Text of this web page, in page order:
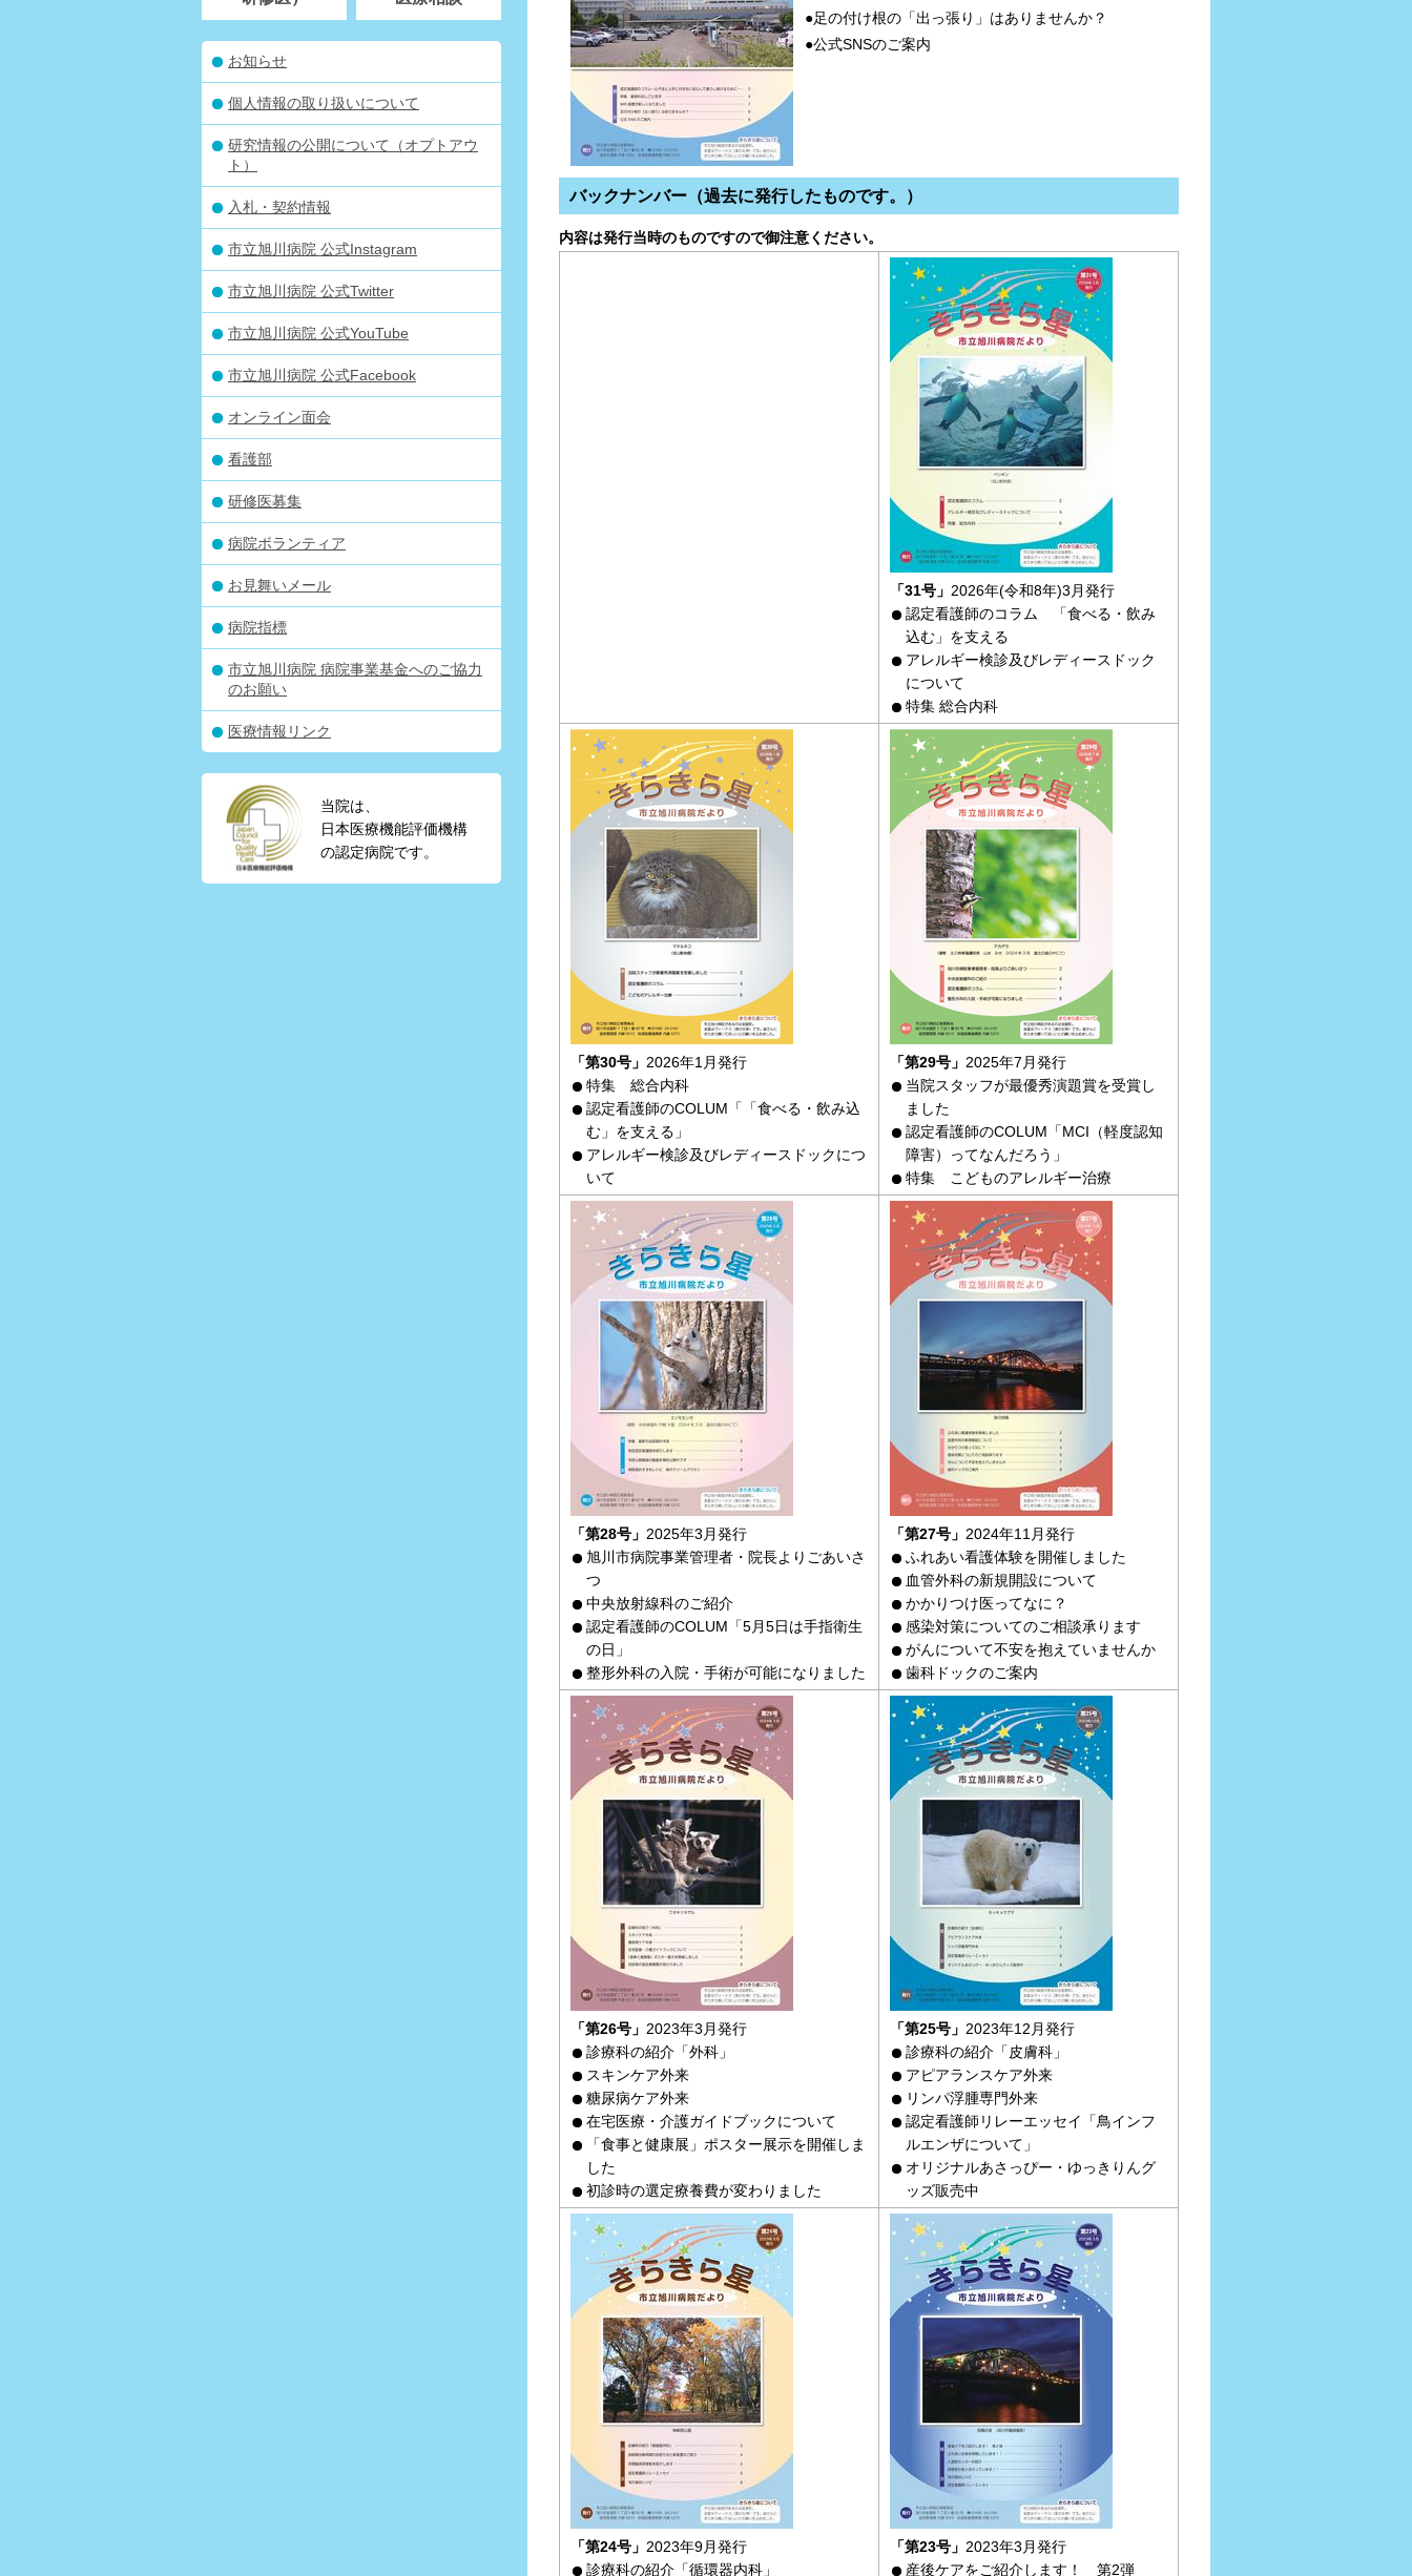
●足の付け根の「出っ張り」はありませんか？
●公式SNSのご案内
バックナンバー（過去に発行したものです。）
内容は発行当時のものですので御注意ください。
「31号」 2026年(令和8年)3月発行
認定看護師のコラム 「食べる・飲み
込む」を支える
アレルギー検診及びレディースドック
について
特集 総合内科
「第30号」 2026年1月発行
特集 総合内科
認定看護師のCOLUM「「食べる・飲み込
む」を支える」
アレルギー検診及びレディースドックにつ
いて
「第29号」 2025年7月発行
当院スタッフが最優秀演題賞を受賞し
ました
認定看護師のCOLUM「MCI（軽度認知
障害）ってなんだろう」
特集 こどものアレルギー治療
「第28号」 2025年3月発行
旭川市病院事業管理者・院長よりごあいさ
つ
中央放射線科のご紹介
認定看護師のCOLUM「5月5日は手指衛生
の日」
整形外科の入院・手術が可能になりました
「第27号」 2024年11月発行
ふれあい看護体験を開催しました
血管外科の新規開設について
かかりつけ医ってなに？
感染対策についてのご相談承ります
がんについて不安を抱えていませんか
歯科ドックのご案内
「第26号」 2023年3月発行
診療科の紹介「外科」
スキンケア外来
糖尿病ケア外来
在宅医療・介護ガイドブックについて
「食事と健康展」ポスター展示を開催しま
した
初診時の選定療養費が変わりました
「第25号」 2023年12月発行
診療科の紹介「皮膚科」
アピアランスケア外来
リンパ浮腫専門外来
認定看護師リレーエッセイ「鳥インフ
ルエンザについて」
オリジナルあさっぴー・ゆっきりんグ
ッズ販売中
「第24号」 2023年9月発行
診療科の紹介「循環器内科」
「第23号」 2023年3月発行
産後ケアをご紹介します！ 第2弾
お知らせ
個人情報の取り扱いについて
研究情報の公開について（オプトアウ
ト）
入札・契約情報
市立旭川病院 公式Instagram
市立旭川病院 公式Twitter
市立旭川病院 公式YouTube
市立旭川病院 公式Facebook
オンライン面会
看護部
研修医募集
病院ボランティア
お見舞いメール
病院指標
市立旭川病院 病院事業基金へのご協力
のお願い
医療情報リンク
当院は、
日本医療機能評価機構
の認定病院です。